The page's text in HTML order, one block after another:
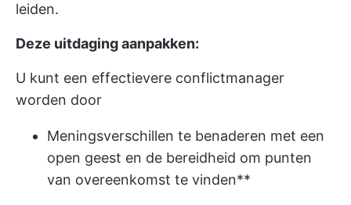
leiden.
Deze uitdaging aanpakken:
U kunt een effectievere conflictmanager
worden door
Meningsverschillen te benaderen met een
open geest en de bereidheid om punten
van overeenkomst te vinden**